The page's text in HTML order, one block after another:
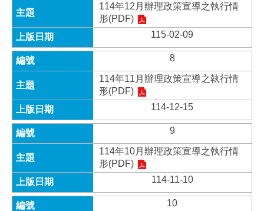
114年12月辦理政策宣導之執行情
形(PDF)
115-02-09
8
114年11月辦理政策宣導之執行情
形(PDF)
114-12-15
9
114年10月辦理政策宣導之執行情
形(PDF)
114-11-10
10